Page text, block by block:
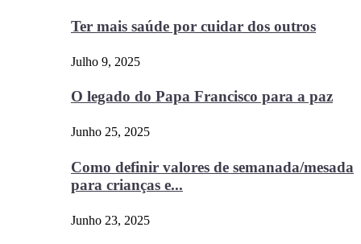
Ter mais saúde por cuidar dos outros
Julho 9, 2025
O legado do Papa Francisco para a paz
Junho 25, 2025
Como definir valores de semanada/mesada
para crianças e...
Junho 23, 2025